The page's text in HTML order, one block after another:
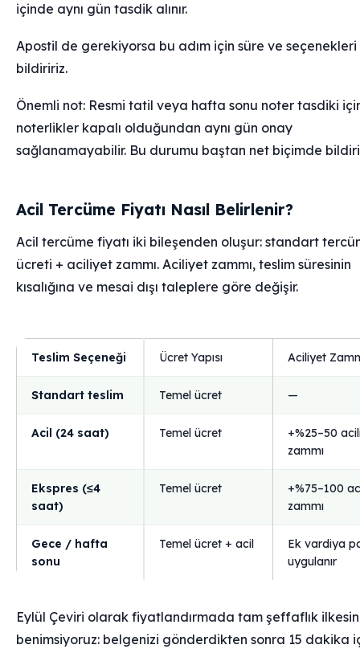
içinde aynı gün tasdik alınır.
Apostil de gerekiyorsa bu adım için süre ve seçenekleri
bildiririz.
Önemli not: Resmi tatil veya hafta sonu noter tasdiki
noterlikler kapalı olduğundan aynı gün onay
sağlanamayabilir. Bu durumu baştan net biçimde
Acil Tercüme Fiyatı Nasıl Belirlenir?
Acil tercüme fiyatı iki bileşenden oluşur: standart
ücreti + aciliyet zammı. Aciliyet zammı, teslim süresinin
kısalığına ve mesai dışı taleplere göre değişir.
Teslim Seçeneği Ücret Yapısı Aciliyet
Standart teslim Temel ücret —
Acil (24 saat) Temel ücret
+%25–50
zammı
Ekspres (≤4
saat)
Temel ücret
+%75–100
zammı
Gece / hafta
sonu
Temel ücret + acil
Ek vardiya
uygulanır
Eylül Çeviri olarak fiyatlandırmada tam şeffaflık
benimsiyoruz: belgenizi gönderdikten sonra 15 dakika